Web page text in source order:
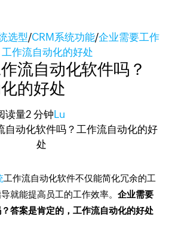
选型/CRM系统功能/企业需要工作
作流自动化的好处
流自动化软件吗？
的好处
读量2 分钟 Lu
工作流自动化软件不仅能简化冗余的工
就能提高员工的工作效率。企业需要
答案是肯定的，工作流自动化的好处